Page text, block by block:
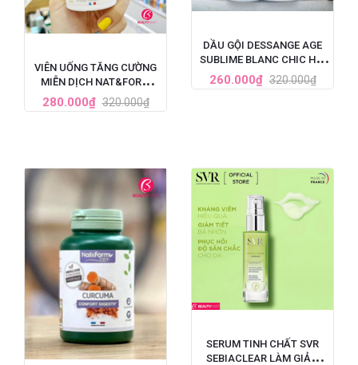
VIÊN UỐNG TĂNG CƯỜNG
MIỄN DỊCH NAT&FORM
VITAMIN D3 + ZINC HỘP 60
VIÊN
280.000₫ 320.000₫
DẦU GỘI DESSANGE AGE
SUBLIME BLANC CHIC HỒI
SINH TÓC BẠC 250ML
260.000₫ 320.000₫
SERUM TINH CHẤT SVR
SEBIACLEAR LÀM GIẢM